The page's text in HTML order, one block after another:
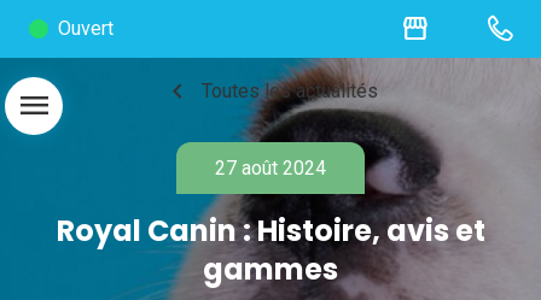
Ouvert storefront
menu chevron_left Toutes les actualités
27 août 2024
Royal Canin : Histoire, avis et
gammes